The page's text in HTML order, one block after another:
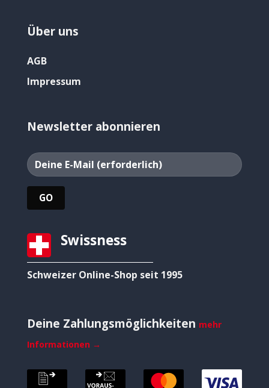
Über uns
AGB
Impressum
Newsletter abonnieren
Swissness
Schweizer Online-Shop seit 1995
Deine Zahlungsmöglichkeiten mehr
Informationen →